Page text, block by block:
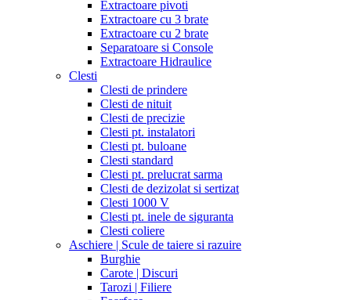
Extractoare pivoti
Extractoare cu 3 brate
Extractoare cu 2 brate
Separatoare si Console
Extractoare Hidraulice
Clesti
Clesti de prindere
Clesti de nituit
Clesti de precizie
Clesti pt. instalatori
Clesti pt. buloane
Clesti standard
Clesti pt. prelucrat sarma
Clesti de dezizolat si sertizat
Clesti 1000 V
Clesti pt. inele de siguranta
Clesti coliere
Aschiere | Scule de taiere si razuire
Burghie
Carote | Discuri
Tarozi | Filiere